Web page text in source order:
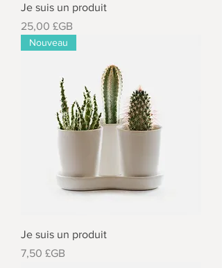
Je suis un produit
Prix
25,00 £GB
Nouveau
Je suis un produit
Prix
7,50 £GB